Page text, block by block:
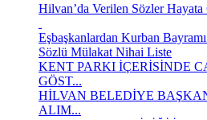
Hilvan’da Verilen Sözler
Eşbaşkanlardan Kurban Bayramı
Sözlü Mülakat Nihai Liste
KENT PARKI İÇERİSİNDE
GÖST...
HİLVAN BELEDİYE
ALIM...